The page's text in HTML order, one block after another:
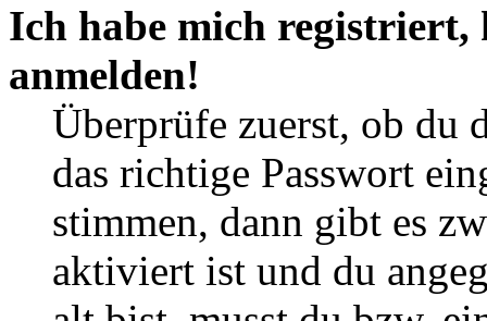
Ich habe mich
anmelden!
Überprüfe zuerst, ob du
das richtige Passwort
stimmen, dann gibt es
aktiviert ist und du